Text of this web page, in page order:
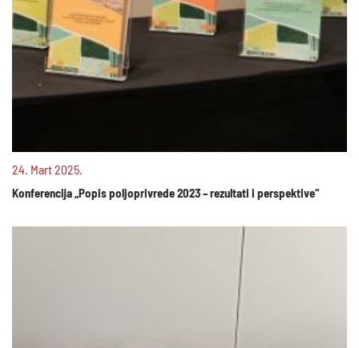
24. Mart 2025.
Konferencija „Popis poljoprivrede 2023 – rezultati i perspektive“